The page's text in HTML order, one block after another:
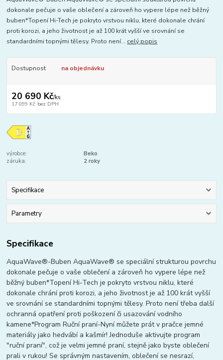
dokonale pečuje o vaše oblečení a zároveň ho vypere lépe než běžný
buben*Topení Hi-Tech je pokryto vrstvou niklu, které dokonale chrání
proti korozi, a jeho životnost je až 100 krát vyšší ve srovnání se
standardními topnými tělesy. Proto není... celý popis
Dostupnost na objednávku
20 690 Kč/ks
17 099 Kč bez DPH
výrobce:
Beko
záruka:
2 roky
Specifikace
Parametry
Specifikace
AquaWave®-Buben AquaWave® se speciální strukturou povrchu
dokonale pečuje o vaše oblečení a zároveň ho vypere lépe než
běžný buben*Topení Hi-Tech je pokryto vrstvou niklu, které
dokonale chrání proti korozi, a jeho životnost je až 100 krát vyšší
ve srovnání se standardními topnými tělesy. Proto není třeba další
ochranná opatření proti poškození či usazování vodního
kamene*Program Ruční praní-Nyní můžete prát v pračce jemné
materiály jako hedvábí a kašmír! Jednoduše aktivujte program
"ruční praní", což je velmi jemné praní, stejně jako byste oblečení
prali v rukou! Se správným nastavením, oblečení se nesrazí,